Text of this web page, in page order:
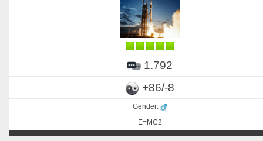
1.792
+86/-8
Gender:
E=MC2